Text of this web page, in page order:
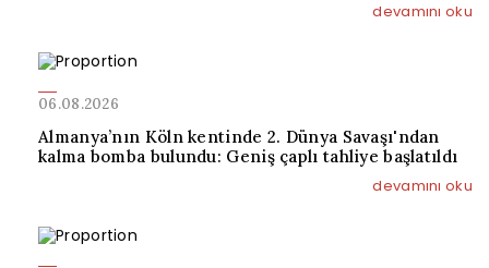
devamını oku
06.08.2026
Almanya’nın Köln kentinde 2. Dünya Savaşı'ndan
kalma bomba bulundu: Geniş çaplı tahliye başlatıldı
devamını oku